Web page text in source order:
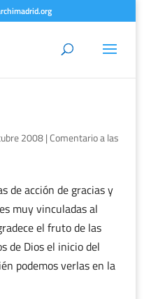
2008|Comentario a las
de acción de gracias y
muy vinculadas al
el fruto de las
de Dios el inicio del
podemos verlas en la